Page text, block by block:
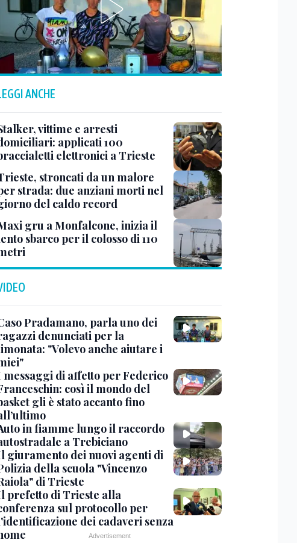
ANCHE
vittime e arresti
applicati 100
elettronici a Trieste
stroncati da un malore
strada: due anziani morti nel
del caldo record
gru a Monfalcone, inizia il
sbarco per il colosso di 110
Pradamano, parla uno dei
denunciati per la
"Volevo anche aiutare i
messaggi di affetto per Federico
così il mondo del
gli è stato accanto fino
in fiamme lungo il raccordo
a Trebiciano
giuramento dei nuovi agenti di
della scuola "Vincenzo
di Trieste
prefetto di Trieste alla
sul protocollo per
dei cadaveri senza